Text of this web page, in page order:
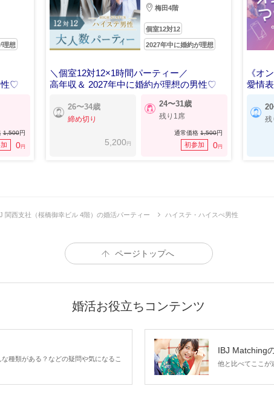
理想
性♡
1,500円
0円
梅田4階
個室12対12
2027年中に婚約が理想
＼個室12対12×1時間パーティー／
高年収＆ 2027年中に婚約が理想の男性♡
26〜34歳
締め切り
5,200 円
24〜31歳
残り1席
通常価格1,500円
初参加 0円
《オ
愛情
残
関西支社（桜橋御幸ビル 4階）の婚活パーティー ハイステ・ハイスぺ男性
ページトップへ
婚活お役立ちコンテンツ
種類がある？などの疑問や気になるこ
IBJ Matching
他と比べてここが